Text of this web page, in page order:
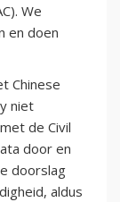
We
en doen
Chinese
niet
de Civil
door en
doorslag
aldus